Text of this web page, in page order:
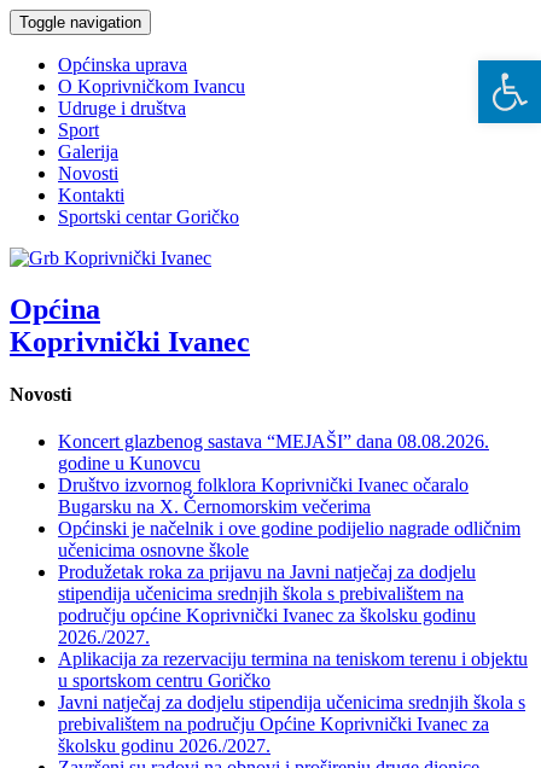
Toggle navigation
Općinska uprava
O Koprivničkom Ivancu
Udruge i društva
Sport
Galerija
Novosti
Kontakti
Sportski centar Goričko
Općina
Koprivnički Ivanec
Novosti
Koncert glazbenog sastava “MEJAŠI” dana 08.08.2026.
godine u Kunovcu
Društvo izvornog folklora Koprivnički Ivanec očaralo
Bugarsku na X. Černomorskim večerima
Općinski je načelnik i ove godine podijelio nagrade odličnim
učenicima osnovne škole
Produžetak roka za prijavu na Javni natječaj za dodjelu
stipendija učenicima srednjih škola s prebivalištem na
području općine Koprivnički Ivanec za školsku godinu
2026./2027.
Aplikacija za rezervaciju termina na teniskom terenu i objektu
u sportskom centru Goričko
Javni natječaj za dodjelu stipendija učenicima srednjih škola s
prebivalištem na području Općine Koprivnički Ivanec za
školsku godinu 2026./2027.